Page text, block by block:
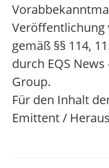
Veröffentlichung
gemäß §§ 114,
durch EQS News
Group.
Für den Inhalt
Emittent /